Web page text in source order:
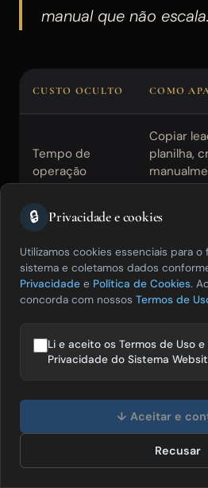
manual que não escala.
CUSTO OCULTO COMO
Tempo de
operação
manual
Copiar
planilha,
preços
Leads perdidos
por falta de site
indexável
Ausência
imóvel e
limpa
Google
Leads perdidos
follow-up
Sem
Histórico
🔒 Privacidade e cookies
Utilizamos cookies essenciais para
sistema e coletamos dados
Privacidade e Política de Cookies.
concorda com nossos Termos de
Li e aceito os Termos de Uso
Privacidade do Sistema
↓ Aceitar e
Recusar